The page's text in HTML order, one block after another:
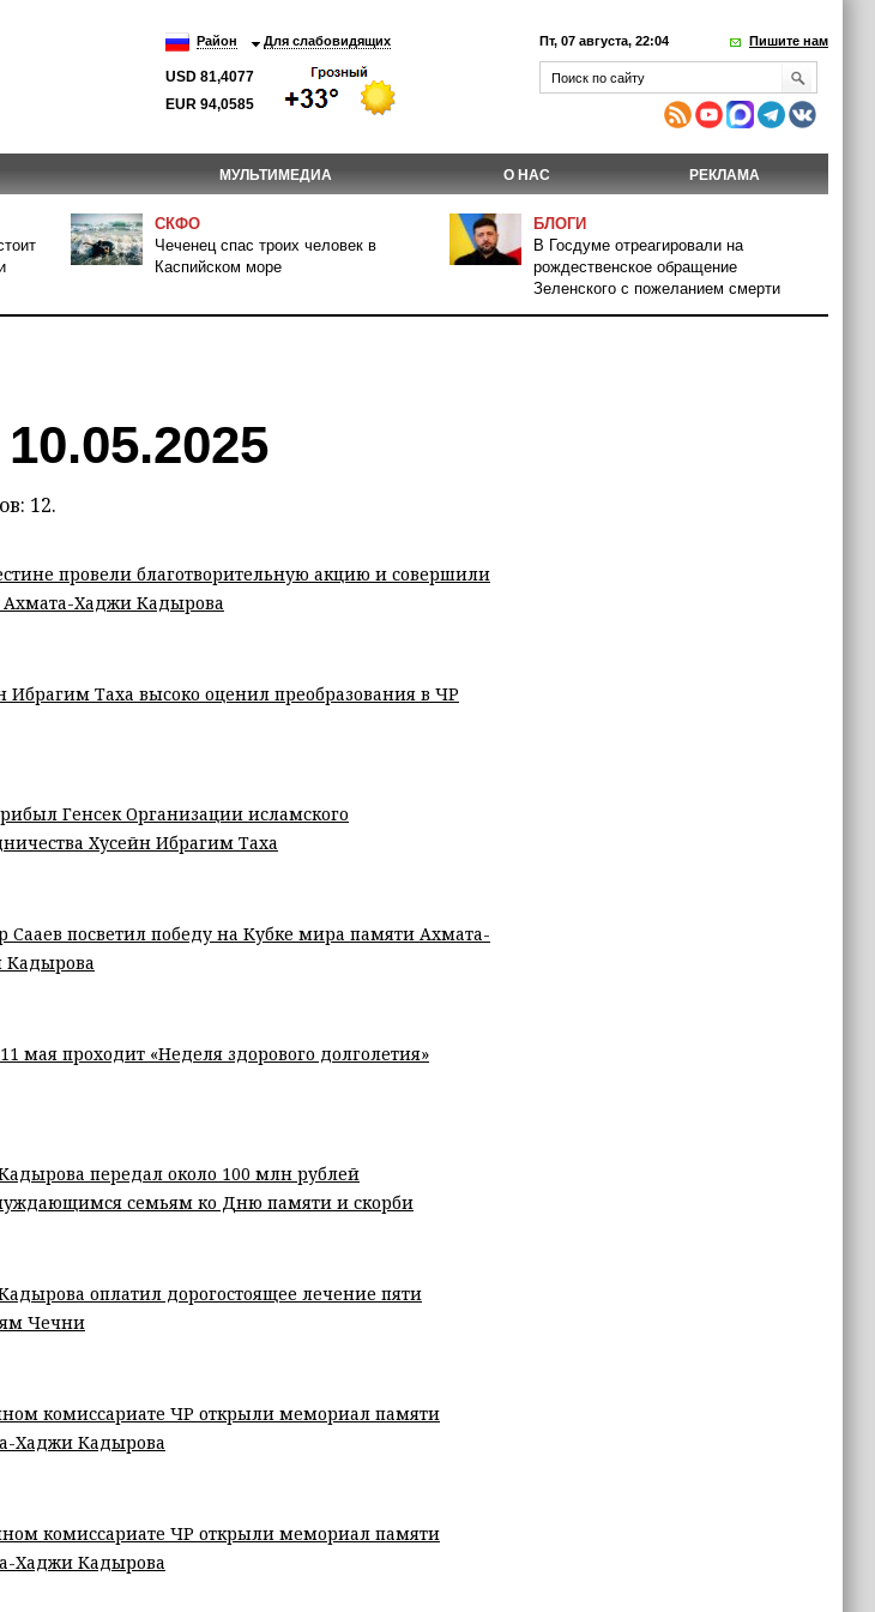
Район Для слабовидящих
USD 81,4077
EUR 94,0585
Пт, 07 августа, 22:04 Пишите нам
МУЛЬТИМЕДИА О НАС РЕКЛАМА
СКФО
Чеченец спас троих человек в
Каспийском море
БЛОГИ
В Госдуме отреагировали на
рождественское обращение
Зеленского с пожеланием смерти
12.
провели благотворительную акцию и совершили
Ахмата-Хаджи Кадырова
Ибрагим Таха высоко оценил преобразования в ЧР
Генсек Организации исламского
Хусейн Ибрагим Таха
Сааев посветил победу на Кубке мира памяти Ахмата-
Кадырова
мая проходит «Неделя здорового долголетия»
передал около 100 млн рублей
семьям ко Дню памяти и скорби
оплатил дорогостоящее лечение пяти
Чечни
комиссариате ЧР открыли мемориал памяти
Хаджи Кадырова
комиссариате ЧР открыли мемориал памяти
Хаджи Кадырова